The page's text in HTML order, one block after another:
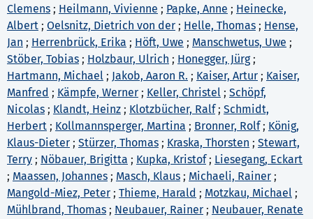
Clemens ; Heilmann, Vivienne ; Papke, Anne ; Heinecke,
Albert ; Oelsnitz, Dietrich von der ; Helle, Thomas ; Hense,
Jan ; Herrenbrück, Erika ; Höft, Uwe ; Manschwetus, Uwe ;
Stöber, Tobias ; Holzbaur, Ulrich ; Honegger, Jürg;
Hartmann, Michael ; Jakob, Aaron R. ; Kaiser, Artur ; Kaiser,
Manfred ; Kämpfe, Werner ; Keller, Christel ; Schöpf,
Nicolas ; Klandt, Heinz ; Klotzbücher, Ralf; Schmidt,
Herbert ; Kollmannsperger, Martina ; Bronner, Rolf; König,
Klaus-Dieter ; Stürzer, Thomas ; Kraska, Thorsten ; Stewart,
Terry ; Nöbauer, Brigitta ; Kupka, Kristof; Liesegang, Eckart
; Maassen, Johannes ; Masch, Klaus ; Michaeli, Rainer ;
Mangold-Miez, Peter ; Thieme, Harald ; Motzkau, Michael ;
Mühlbrand, Thomas ; Neubauer, Rainer ; Neubauer, Renate